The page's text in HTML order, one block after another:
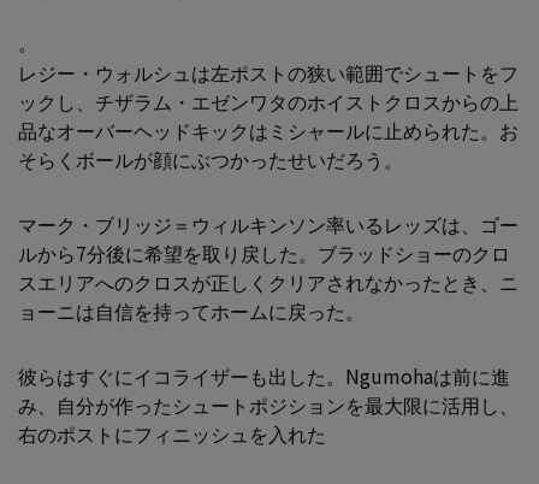
。
レジー・ウォルシュは左ポストの狭い範囲でシュートをフ
ックし、チザラム・エゼンワタのホイストクロスからの上
品なオーバーヘッドキックはミシャールに止められた。お
そらくボールが顔にぶつかったせいだろう。
マーク・ブリッジ＝ウィルキンソン率いるレッズは、ゴー
ルから7分後に希望を取り戻した。ブラッドショーのクロ
スエリアへのクロスが正しくクリアされなかったとき、ニ
ョーニは自信を持ってホームに戻った。
彼らはすぐにイコライザーも出した。Ngumohaは前に進
み、自分が作ったシュートポジションを最大限に活用し、
右のポストにフィニッシュを入れた